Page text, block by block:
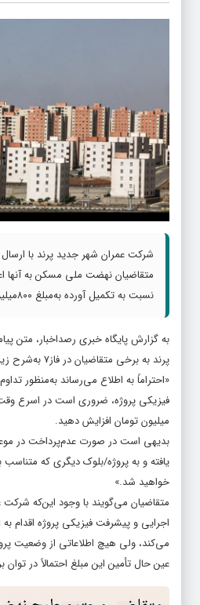
شرکت عمران شهر جدید پرند با
متقاضیان نهضت ملی مسکن به آنها
نسبت به تکمیل آورده به‌مبلغ ۸۰۰میلیون تومان اقدام کنند.
به گزارش پایگاه خبری رصداخبار، متن
پرند به برخی متقاضیان در فاز7 به‌شرح زیر است؛
«احتراماً به اطلاع می‌رساند به‌منظور
میلیون تومان افزایش دهید.
بدیهی است در صورت عدم‌پرداخت در
یافته و به پروژه/بلوک دیگری که متناسب
خواهید شد.»
متقاضیان می‌گویند با وجود این‌که شرکت
اجرایی و پیشرفت فیزیکی پروژه اقدام به
می‌کند، ولی هیچ اطلاعاتی از وضعیت
عین حال تأمین این مبلغ احتمالاً در توان